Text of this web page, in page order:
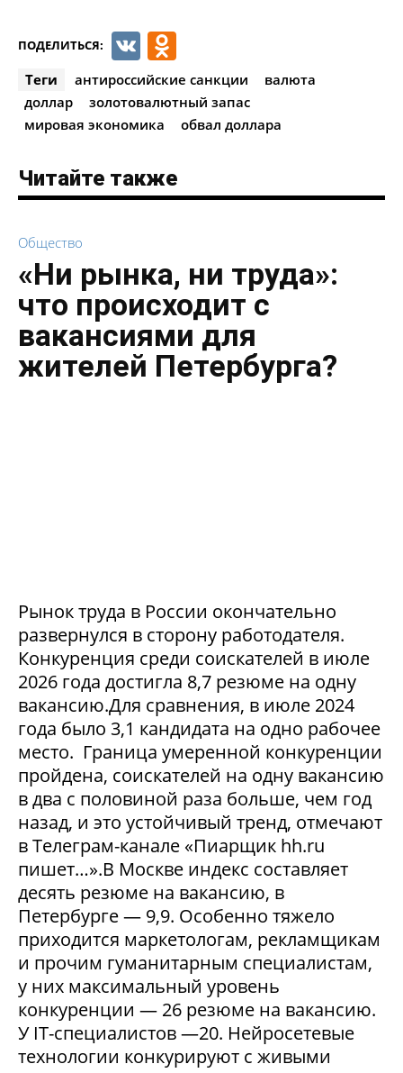
ПОДЕЛИТЬСЯ: VK
Теги антироссийские санкции
валюта
доллар
золотовалютный запас
мировая экономика
обвал доллара
Читайте также
Общество
«Ни рынка, ни труда»:
что происходит с
вакансиями для
жителей Петербурга?
Рынок труда в России окончательно
развернулся в сторону работодателя.
Конкуренция среди соискателей в июле
2026 года достигла 8,7 резюме на одну
вакансию.Для сравнения, в июле 2024
года было 3,1 кандидата на одно рабочее
место. Граница умеренной конкуренции
пройдена, соискателей на одну вакансию
в два с половиной раза больше, чем год
назад, и это устойчивый тренд, отмечают
в Телеграм-канале «Пиарщик hh.ru
пишет…».В Москве индекс составляет
десять резюме на вакансию, в
Петербурге — 9,9. Особенно тяжело
приходится маркетологам, рекламщикам
и прочим гуманитарным специалистам,
у них максимальный уровень
конкуренции — 26 резюме на вакансию.
У IT-специалистов —20. Нейросетевые
технологии конкурируют с живыми